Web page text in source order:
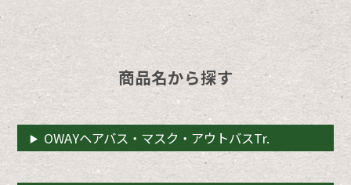
商品名から探す
OWAYヘアバス・マスク・アウトバスTr.